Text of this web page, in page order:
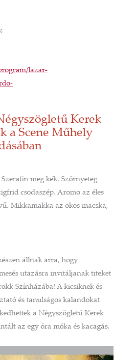
lazar-
Kerek
a Scene Műhely
meg kék. Szörnyeteg
csodaszép. Aromo az éles
Mikkamakka az okos macska,
állnak arra, hogy
utazásra invitáljanak titeket
Színházába! A kicsiknek és
és tanulságos kalandokat
a Négyszögletű Kerek
az egy óra móka és kacagás.